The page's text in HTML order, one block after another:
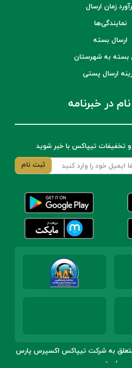
زمان ارسال
نمایندگی‌ها
ارسال بسته
بسته به شهرستان
ارسال پستی
در خبرنامه
و تخفیفات تیپاکس با خبر شوید
به شرکت تیپاکس اکسپرس پارس
است